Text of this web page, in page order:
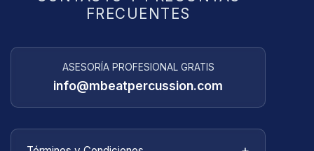
FRECUENTES
ASESORÍA PROFESIONAL GRATIS
info@mbeatpercussion.com